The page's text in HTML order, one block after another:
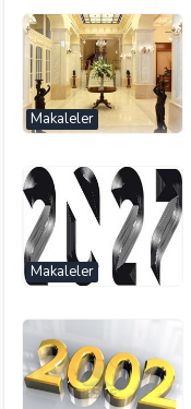
Makaleler
Makaleler